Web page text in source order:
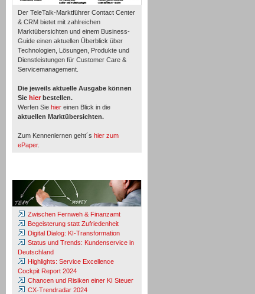
Der TeleTalk-Marktführer Contact Center
& CRM bietet mit zahlreichen
Marktübersichten und einem Business-
Guide einen aktuellen Überblick über
Technologien, Lösungen, Produkte und
Dienstleistungen für Customer Care &
Servicemanagement.
Die jeweils aktuelle Ausgabe können
Sie hier bestellen.
Werfen Sie hier einen Blick in die
aktuellen Marktübersichten.
Zum Kennenlernen geht´s hier zum
ePaper.
Zwischen Fernweh & Finanzamt
Begeisterung statt Zufriedenheit
Digital Dialog: KI-Transformation
Status und Trends: Kundenservice in
Deutschland
Highlights: Service Excellence
Cockpit Report 2024
Chancen und Risiken einer KI Steuer
CX-Trendradar 2024